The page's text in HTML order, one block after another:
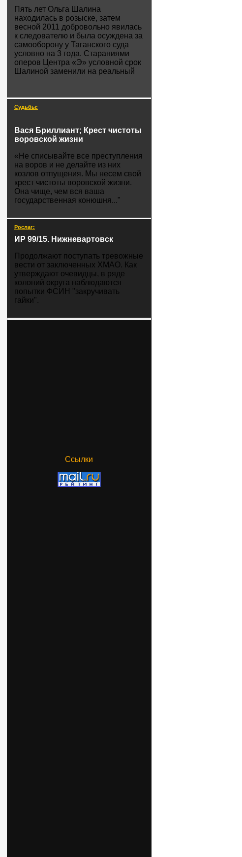
Пять лет Ольга Шалина
находилась в розыске, затем
весной 2011 добровольно явилась
к следователю и была осуждена за
cамооборону у Таганского суда
условно на 3 года. Стараниями
оперов Центра «Э» условной срок
Шалиной заменили на реальный
Судьбы:
Вася Бриллиант; Крест чистоты
воровской жизни
«Не списывайте все преступления
на воров и не делайте из них
козлов отпущения. Мы несем свой
крест чистоты воровской жизни.
Она чище, чем вся ваша
государственная конюшня..."
Рослаг:
ИР 99/15. Нижневартовск
Продолжают поступать тревожные
вести от заключенных ХМАО. Как
утверждают очевидцы, в ряде
колоний округа наблюдаются
попытки ФСИН "закручивать
гайки".
Ссылки